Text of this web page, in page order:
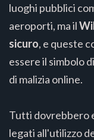
luoghi pubblici
aeroporti, ma il
sicuro, e queste
essere il simbolo
di malizia online.
Tutti dovrebbero
legati all'utilizzo